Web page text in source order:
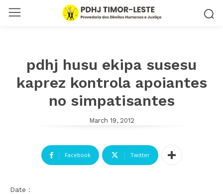
pdhj husu ekipa susesu
kaprez kontrola apoiantes
no simpatisantes
March 19, 2012
Facebook Twitter
Date :